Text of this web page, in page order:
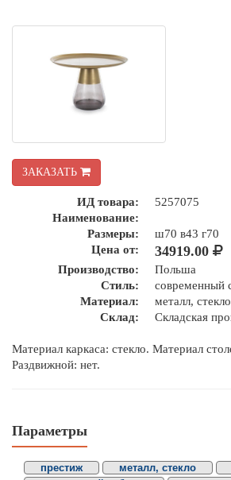
ЗАКАЗАТЬ
ИД товара:
5257075
Наименование:
Размеры:
ш70 в43 г70
Цена от:
34919.00
Производство:
Польша
Стиль:
современный
Материал:
металл, стекло
Склад:
Складская
Материал каркаса: стекло. Материал
Раздвижной: нет.
Параметры
престиж металл, стекло